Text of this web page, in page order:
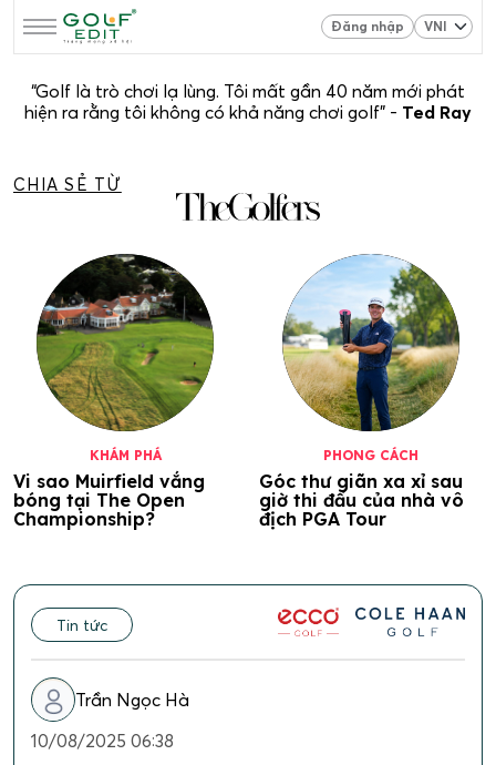
Đăng nhập
“Golf là trò chơi lạ lùng. Tôi mất gần 40 năm mới phát
hiện ra rằng tôi không có khả năng chơi golf” - Ted Ray
CHIA SẺ TỪ
KHÁM PHÁ
Vi sao Muirfield vắng
bóng tại The Open
Championship?
PHONG CÁCH
Góc thư giãn xa xỉ sau
giờ thi đấu của nhà vô
địch PGA Tour
Tin tức
Trần Ngọc Hà
10/08/2025 06:38